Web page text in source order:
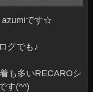
azumiです☆
グでも♪
も多いRECAROシ
す(^^)